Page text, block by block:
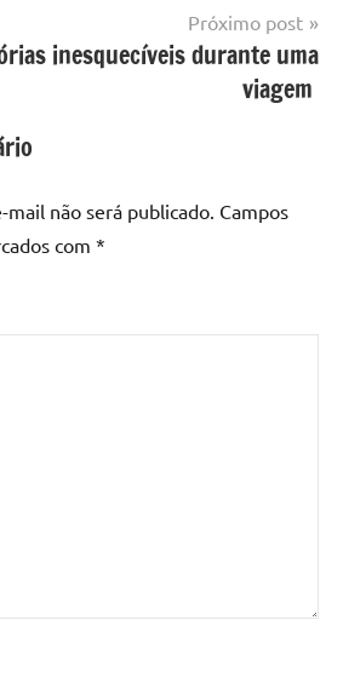
Próximo post
inesquecíveis durante uma
viagem
mail não será publicado. Campos
com *